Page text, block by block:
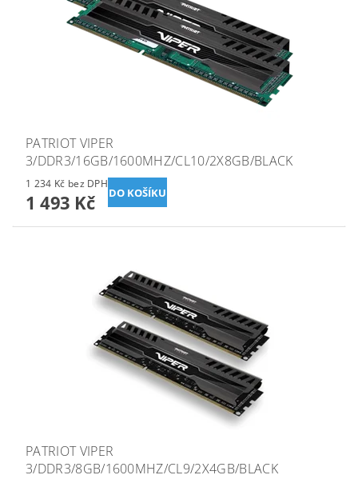
PATRIOT VIPER
3/DDR3/16GB/1600MHZ/CL10/2X8GB/BLACK
1 234 Kč bez DPH
1 493 Kč
PATRIOT VIPER
3/DDR3/8GB/1600MHZ/CL9/2X4GB/BLACK